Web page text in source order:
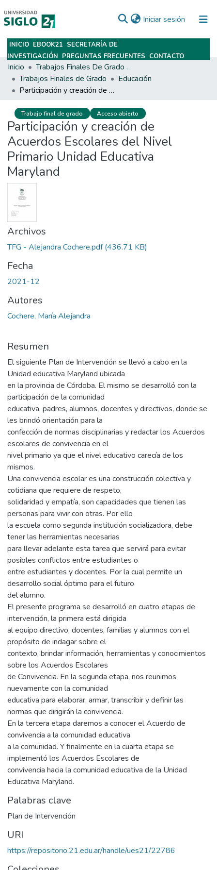
Iniciar sesión (current)
Subir
INICIO EBOOK21 SECRETARÍA DE
INVESTIGACIÓN PREGUNTAS FRECUENTES CONTACTO
Inicio
Trabajos Finales De Grado Y Posgrado
Trabajos Finales de Grado
Educación
Participación y creación de Acuerdos Escolares del Nivel Primario Unidad Educativa Maryland
Trabajo final de grado Acceso abierto
Participación y creación de
Acuerdos Escolares del Nivel
Primario Unidad Educativa
Maryland
Archivos
TFG - Alejandra Cochere.pdf(436.71 KB)
Fecha
2021-12
Autores
Cochere, María Alejandra
Resumen
El siguiente Plan de Intervención se llevó a cabo en la
Unidad educativa Maryland ubicada
en la provincia de Córdoba. El mismo se desarrolló con la
participación de la comunidad
educativa, padres, alumnos, docentes y directivos, donde se
les brindó orientación para la
confección de normas disciplinarias y redactar los Acuerdos
escolares de convivencia en el
nivel primario ya que el nivel educativo carecía de los
mismos.
Una convivencia escolar es una construcción colectiva y
cotidiana que requiere de respeto,
solidaridad y empatía, son capacidades que tienen las
personas para vivir con otras. Por ello
la escuela como segunda institución socializadora, debe
tener las herramientas necesarias
para llevar adelante esta tarea que servirá para evitar
posibles conflictos entre estudiantes o
entre estudiantes y docentes. Por la cual permite un
desarrollo social óptimo para el futuro
del alumno.
El presente programa se desarrolló en cuatro etapas de
intervención, la primera está dirigida
al equipo directivo, docentes, familias y alumnos con el
propósito de indagar sobre el
contexto, brindar información, herramientas y conocimientos
sobre los Acuerdos Escolares
de Convivencia. En la segunda etapa, nos reunimos
nuevamente con la comunidad
educativa para elaborar, armar, transcribir y definir las
normas que dirigirán la convivencia.
En la tercera etapa daremos a conocer el Acuerdo de
convivencia a la comunidad educativa
a la comunidad. Y finalmente en la cuarta etapa se
implementó los Acuerdos Escolares de
convivencia hacia la comunidad educativa de la Unidad
Educativa Maryland.
Palabras clave
Plan de Intervención
URI
https://repositorio.21.edu.ar/handle/ues21/22786